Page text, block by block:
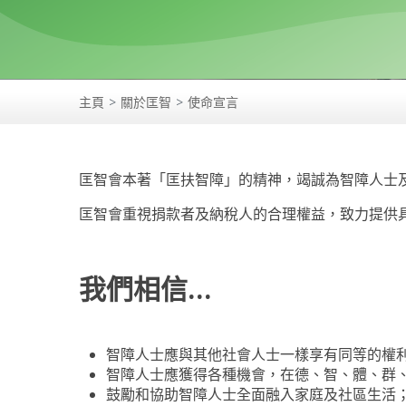
主頁 關於匡智 使命宣言
匡智會本著「匡扶智障」的精神，竭誠為智障人
匡智會重視捐款者及納稅人的合理權益，致力提
我們相信…
智障人士應與其他社會人士一樣享有同等的權
智障人士應獲得各種機會，在德、智、體、群
鼓勵和協助智障人士全面融入家庭及社區生活